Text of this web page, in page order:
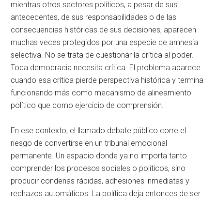
mientras otros sectores políticos, a pesar de sus
antecedentes, de sus responsabilidades o de las
consecuencias históricas de sus decisiones, aparecen
muchas veces protegidos por una especie de amnesia
selectiva. No se trata de cuestionar la crítica al poder.
Toda democracia necesita crítica. El problema aparece
cuando esa crítica pierde perspectiva histórica y termina
funcionando más como mecanismo de alineamiento
político que como ejercicio de comprensión.
En ese contexto, el llamado debate público corre el
riesgo de convertirse en un tribunal emocional
permanente. Un espacio donde ya no importa tanto
comprender los procesos sociales o políticos, sino
producir condenas rápidas, adhesiones inmediatas y
rechazos automáticos. La política deja entonces de ser